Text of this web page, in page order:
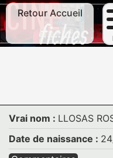
Retour Accueil
Vrai nom : LLOSAS
Date de naissance :